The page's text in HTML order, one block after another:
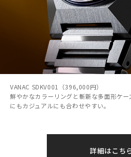
VANAC SDKV001（396,000円）
鮮やかなカラーリングと斬新な多面形ケ
にもカジュアルにも合わせやすい。
詳細はこち